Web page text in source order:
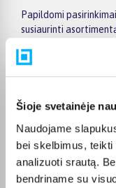
Šioje svetainėje
Naudojame
bei skelbimus,
analizuoti srautą.
bendriname su
Papildomi
susiaurinti
BIGBOX.LT,
Pirkėjų